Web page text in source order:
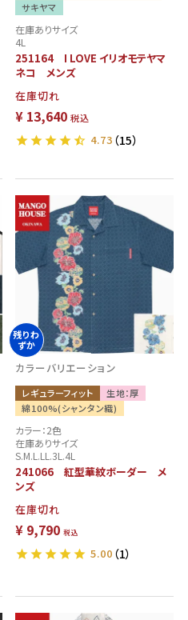
サキヤマ
在庫ありサイズ
4L
251164 I LOVE イリオモテヤマ
ネコ メンズ
在庫切れ
¥ 13,640 税込
4.73 （15）
カラーバリエーション
レギュラーフィット
生地：厚
綿100%(シャンタン織)
残りわ
ずか
カラー：2色
在庫ありサイズ
S.M.L.LL.3L.4L
241066 紅型華紋ボーダー メ
ンズ
在庫切れ
¥ 9,790 税込
5.00 （1）